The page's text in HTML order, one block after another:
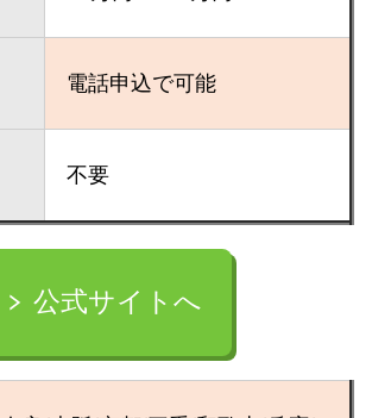
電話申込で可能
不要
公式サイトへ